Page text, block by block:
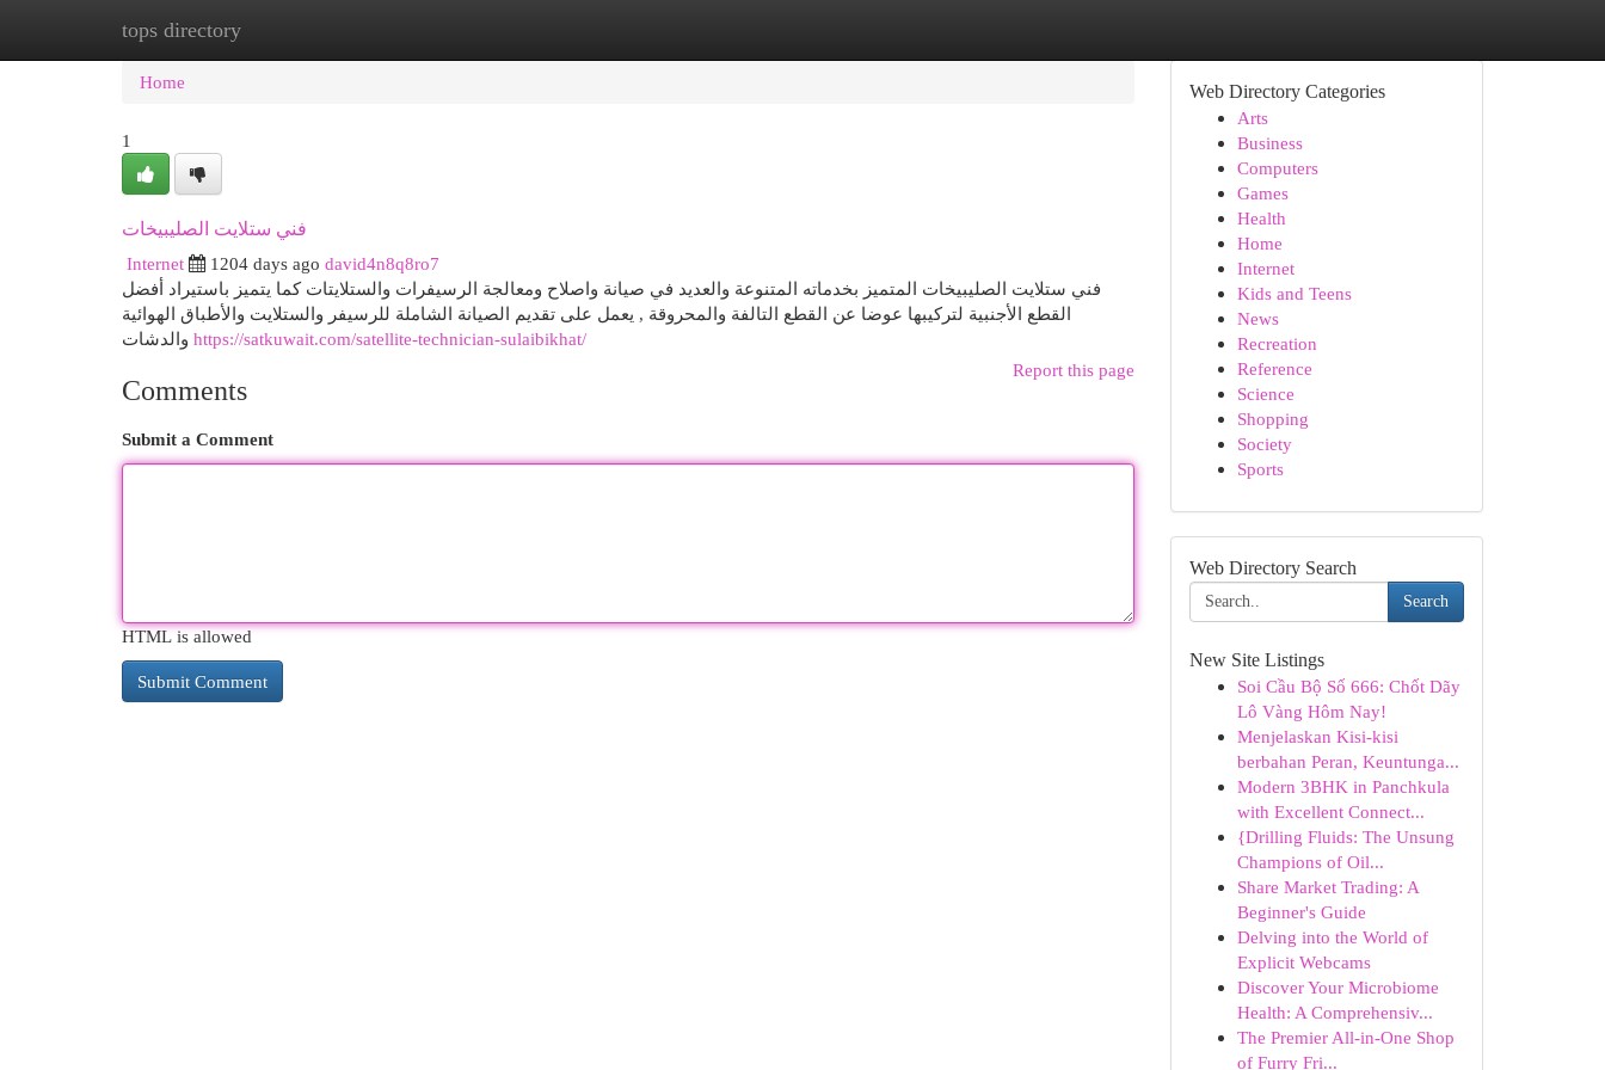
tops directory
Home New Site Listings
Home
1
فني ستلايت الصليبيخات
Internet
1204 days ago david4n8q8ro7
فني ستلايت الصليبيخات المتميز بخدماته المتنوعة والعديد في صيانة واصلاح ومعالجة الرسيفرات والستلايتات كما يتميز باستيراد أفضل
القطع الأجنبية لتركيبها عوضا عن القطع التالفة والمحروقة , يعمل على تقديم الصيانة الشاملة للرسيفر والستلايت والأطباق الهوائية
https://satkuwait.com/satellite-technician-sulaibikhat/
Report this page
Comments
Submit a Comment
HTML is allowed
Web Directory Categories
Arts
Business
Computers
Games
Health
Home
Internet
Kids and Teens
News
Recreation
Reference
Science
Shopping
Society
Sports
Web Directory Search
Search
New Site Listings
Soi Cầu Bộ Số 666: Chốt Dãy
Lô Vàng Hôm Nay!
Menjelaskan Kisi-kisi
berbahan Peran, Keuntunga...
Modern 3BHK in Panchkula
with Excellent Connect...
{Drilling Fluids: The Unsung
Champions of Oil...
Share Market Trading: A
Beginner's Guide
Delving into the World of
Explicit Webcams
Discover Your Microbiome
Health: A Comprehensiv...
The Premier All-in-One Shop
of Furry Fri...